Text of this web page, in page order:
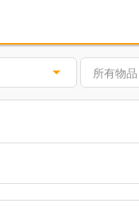
所有物品